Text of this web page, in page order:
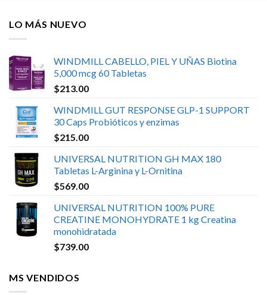
LO MÁS NUEVO
WINDMILL CABELLO, PIEL Y UÑAS Biotina
5,000 mcg 60 Tabletas
$213.00
WINDMILL GUT RESPONSE GLP-1 SUPPORT
30 Caps Probióticos y enzimas
$215.00
UNIVERSAL NUTRITION GH MAX 180
Tabletas L-Arginina y L-Ornitina
$569.00
UNIVERSAL NUTRITION 100% PURE
CREATINE MONOHYDRATE 1 kg Creatina
monohidratada
$739.00
MS VENDIDOS